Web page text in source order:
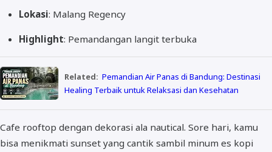
Lokasi: Malang Regency
Highlight: Pemandangan langit terbuka
Related: Pemandian Air Panas di Bandung: Destinasi
Healing Terbaik untuk Relaksasi dan Kesehatan
Cafe rooftop dengan dekorasi ala nautical. Sore hari, kamu
bisa menikmati sunset yang cantik sambil minum es kopi